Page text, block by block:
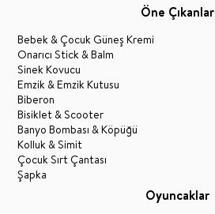
Öne Çıkanlar
Bebek & Çocuk Güneş Kremi
Onarıcı Stick & Balm
Sinek Kovucu
Emzik & Emzik Kutusu
Biberon
Bisiklet & Scooter
Banyo Bombası & Köpüğü
Kolluk & Simit
Çocuk Sırt Çantası
Şapka
Oyuncaklar